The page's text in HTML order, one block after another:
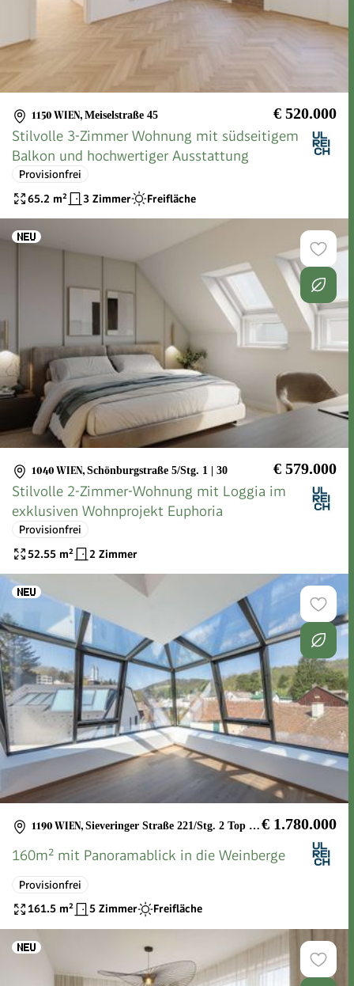
1150 WIEN, Meiselstraße 45 € 520.000
Stilvolle 3-Zimmer Wohnung mit südseitigem
Balkon und hochwertiger Ausstattung
Provisionfrei
65.2 m² 3 Zimmer Freifläche
1040 WIEN, Schönburgstraße 5/Stg. 1 | 30 € 579.000
Stilvolle 2-Zimmer-Wohnung mit Loggia im
exklusiven Wohnprojekt Euphoria
Provisionfrei
52.55 m² 2 Zimmer
1190 WIEN, Sieveringer Straße 221/Stg. 2 Top 03 + 04 € 1.780.000
160m² mit Panoramablick in die Weinberge
Provisionfrei
161.5 m² 5 Zimmer Freifläche